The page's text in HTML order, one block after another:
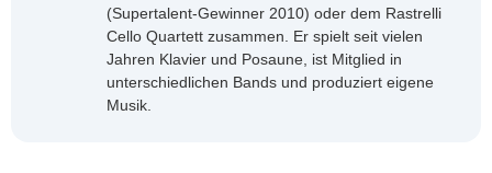
(Supertalent-Gewinner 2010) oder dem Rastrelli
Cello Quartett zusammen. Er spielt seit vielen
Jahren Klavier und Posaune, ist Mitglied in
unterschiedlichen Bands und produziert eigene
Musik.